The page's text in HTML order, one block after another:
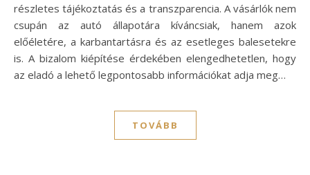
részletes tájékoztatás és a transzparencia. A vásárlók nem
csupán az autó állapotára kíváncsiak, hanem azok
előéletére, a karbantartásra és az esetleges balesetekre
is. A bizalom kiépítése érdekében elengedhetetlen, hogy
az eladó a lehető legpontosabb információkat adja meg…
TOVÁBB